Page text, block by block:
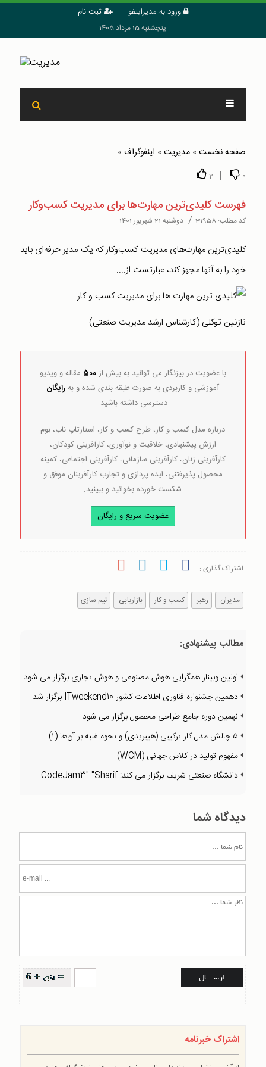
ورود به مدیراینفو ثبت نام
پنجشنبه 15 مرداد 1405
صفحه نخست» مدیریت» اینفوگراف»
0
|
2
فهرست کلیدی‌ترین مهارت‌ها برای مدیریت کسب‌وکار
کد مطلب: 31958
/ دوشنبه 21 شهریور 1401
کلیدی‌ترین مهارت‌های مدیریت کسب‌و‌کار که یک مدیر حرفه‌ای باید
خود را به آنها مجهز کند، عبارتست از....
نازنین توکلی (کارشناس ارشد مدیریت صنعتی)
با عضویت در بیزنگار می توانید به بیش از500 مقاله و ویدیو
آموزشی و کاربردی به صورت طبقه بندی شده و بهرایگان
دسترسی داشته باشید.
درباره مدل کسب و کار، طرح کسب و کار، استارتاپ ناب، بوم
ارزش پیشنهادی، خلاقیت و نوآوری، کارآفرینی کودکان،
کارآفرینی زنان، کارآفرینی سازمانی، کارآفرینی اجتماعی، کمینه
محصول پذیرفتنی، ایده پردازی و تجارب کارآفرینان موفق و
شکست خورده بخوانید و ببینید.
عضویت سریع و رایگان
اشتراک گذاری :
مدیران رهبر کسب و کار بازاریابی تیم سازی
مطالب پیشنهادی:
اولین وبینار همگرایی هوش مصنوعی و هوش تجاری برگزار می شود
دهمین جشنواره فناوری اطلاعات کشور ITweekend10 برگزار شد
نهمین دوره جامع طراحی محصول برگزار می شود
۵ چالش مدل کار ترکیبی (هیبریدی) و نحوه غلبه بر آن‌ها (۱)
مفهوم تولید در کلاس جهانی (WCM)
دانشگاه صنعتی شریف برگزار می کند: CodeJam3" "Sharif
دیدگاه شما
اشتراک خبرنامه